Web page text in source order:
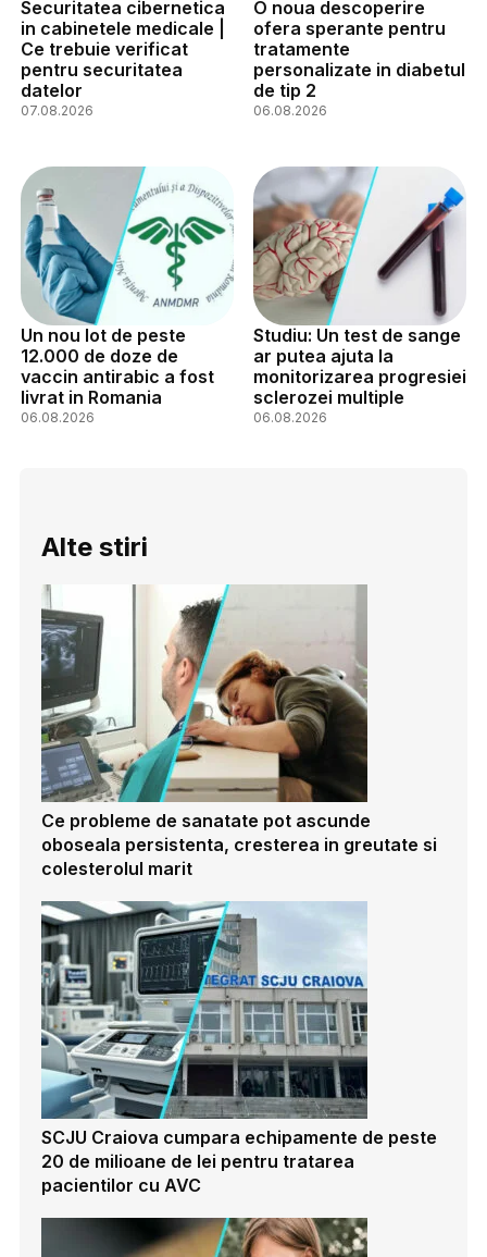
Securitatea cibernetica
in cabinetele medicale |
Ce trebuie verificat
pentru securitatea
datelor
07.08.2026
O noua descoperire
ofera sperante pentru
tratamente
personalizate in diabetul
de tip 2
06.08.2026
Un nou lot de peste
12.000 de doze de
vaccin antirabic a fost
livrat in Romania
06.08.2026
Studiu: Un test de sange
ar putea ajuta la
monitorizarea progresiei
sclerozei multiple
06.08.2026
Alte stiri
Ce probleme de sanatate pot ascunde
oboseala persistenta, cresterea in greutate si
colesterolul marit
SCJU Craiova cumpara echipamente de peste
20 de milioane de lei pentru tratarea
pacientilor cu AVC